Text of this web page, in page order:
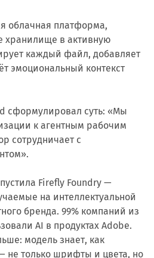
облачная платформа,
хранилище в активную
каждый файл, добавляет
эмоциональный контекст
сформулировал суть: «Мы
к агентным рабочим
сотрудничает с
Firefly Foundry —
на интеллектуальной
бренда. 99% компаний из
AI в продуктах Adobe.
модель знает, как
не только шрифты и цвета, но